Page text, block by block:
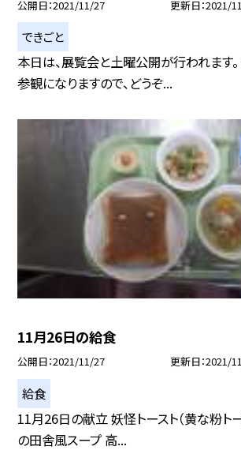
公開日 2021/11/27 更新日 2021/
できごと
本日は、展覧会と土曜公開が行われます
参観になりますので、どうぞ...
11月26日の給食
公開日 2021/11/27 更新日 2021/
給食
11月26日の献立 妖怪トースト（黄な粉ト
の田舎風スープ 高...